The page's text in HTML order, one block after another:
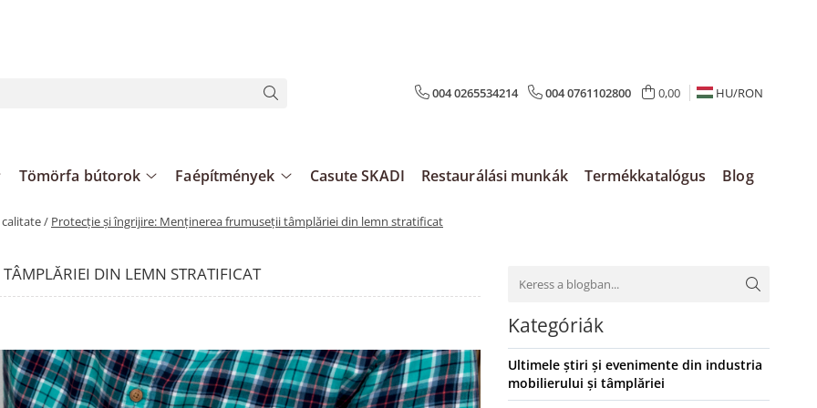
004 0265534214 004 0761102800 0,00 HU/RON
Tömörfa bútorok Faépítmények Casute SKADI Restaurálási munkák Termékkatalógus Blog
/ Protecție și îngrijire: Menținerea frumuseții tâmplăriei din lemn stratificat
DIN LEMN STRATIFICAT
Kategóriák
Ultimele știri și evenimente din industria
mobilierului și tâmplăriei